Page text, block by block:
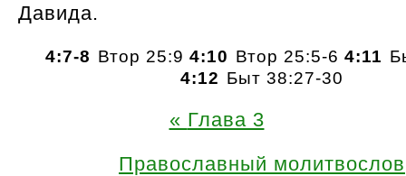
Давида.
4:7-8 Втор 25:9 4:10 Втор 25:5-6 4:11
4:12 Быт 38:27-30
Глава 3
Православный молитвослов